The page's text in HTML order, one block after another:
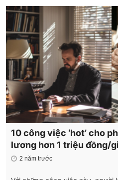
10 công việc ‘hot’ cho
lương hơn 1 triệu đồng/
2 năm trước